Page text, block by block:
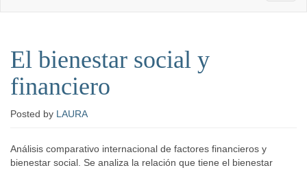
El bienestar social y
financiero
Posted by LAURA
Análisis comparativo internacional de factores financieros y
bienestar social. Se analiza la relación que tiene el bienestar